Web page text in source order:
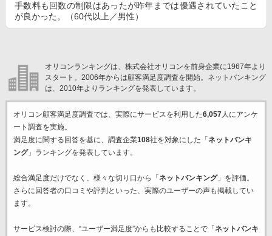
手数料も回数の制限はあったが昨年までは優遇されていたこと
が良かった。（60代以上／男性）
オリコンランキングは、株式会社オリコンを前身企業に1967年より
スタート。2006年からは顧客満足度調査を開始。ネットバンキング
は、2010年よりランキングを発表しています。
オリコン顧客満足度調査では、実際にサービスを利用した6,057人にアンケ
ート調査を実施。
満足度に関する回答を基に、調査企業108社を対象にした「 ネットバンキ
ング」ランキングを発表しています。
総合満足度だけでなく、様々な切り口から「 ネットバンキング」を評価。
さらに回答者の口コミや評判といった、実際のユーザーの声も掲載してい
ます。
サービス検討の際、“ユーザー満足度”からも比較することで「 ネットバンキ